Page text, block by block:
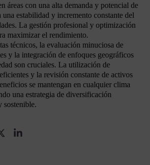
áreas con una alta demanda y potencial de
una estabilidad y incremento constante del
La gestión profesional y optimización
maximizar el rendimiento.
técnicos, la evaluación minuciosa de
y la integración de enfoques geográficos
son cruciales. La utilización de
y la revisión constante de activos
se mantengan en cualquier clima
una estrategia de diversificación
sostenible.